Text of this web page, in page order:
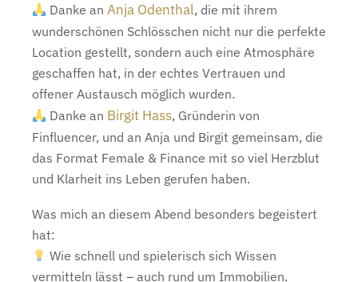
Danke anAnja Odenthal, die mit ihrem
wunderschönen Schlösschen nicht nur die perfekte
Location gestellt, sondern auch eine Atmosphäre
geschaffen hat, in der echtes Vertrauen und
offener Austausch möglich wurden.
Danke an Birgit Hass, Gründerin von
Finfluencer, und an Anja und Birgit gemeinsam, die
das Format Female & Finance mit so viel Herzblut
und Klarheit ins Leben gerufen haben.
Was mich an diesem Abend besonders begeistert
hat:
Wie schnell und spielerisch sich Wissen
vermitteln lässt – auch rund um Immobilien.